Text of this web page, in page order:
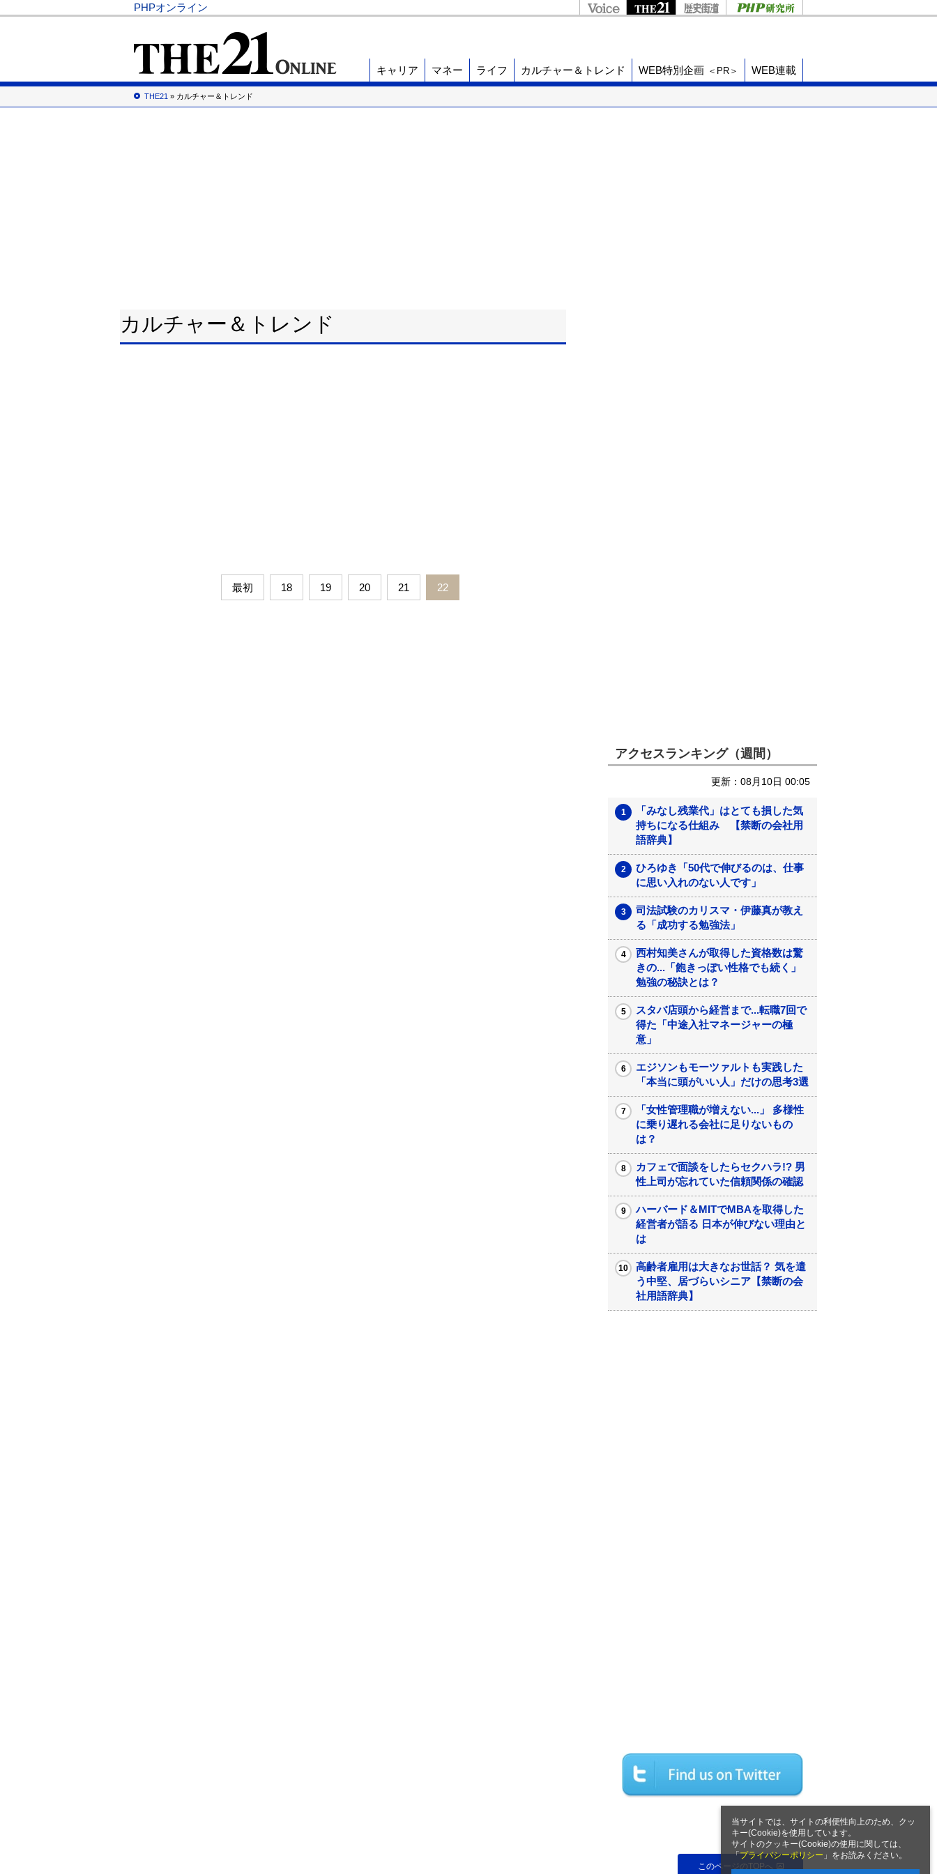
PHPオンライン
キャリア マネー ライフ カルチャー＆トレンド WEB特別企画 ＜PR＞ WEB連載
当サイトでは、サイトの利便性向上のため、クッ
キー(Cookie)を使用しています。
サイトのクッキー(Cookie)の使用に関しては、
「プライバシーポリシー 」をお読みください。
THE21 » カルチャー＆トレンド
カルチャー＆トレンド
最初 18 19 20 21 22
アクセスランキング（週間）
更新：08月10日 00:05
「みなし残業代」はとても損した気
持ちになる仕組み 【禁断の会社用
語辞典】
ひろゆき「50代で伸びるのは、仕事
に思い入れのない人です」
司法試験のカリスマ・伊藤真が教え
る「成功する勉強法」
西村知美さんが取得した資格数は驚
きの...「飽きっぽい性格でも続く」
勉強の秘訣とは？
スタバ店頭から経営まで...転職7回で
得た「中途入社マネージャーの極
意」
エジソンもモーツァルトも実践した
「本当に頭がいい人」だけの思考3選
「女性管理職が増えない...」 多様性
に乗り遅れる会社に足りないもの
は？
カフェで面談をしたらセクハラ!? 男
性上司が忘れていた信頼関係の確認
ハーバード＆MITでMBAを取得した
経営者が語る 日本が伸びない理由と
は
高齢者雇用は大きなお世話？ 気を遣
う中堅、居づらいシニア【禁断の会
社用語辞典】
このページのTOPへ